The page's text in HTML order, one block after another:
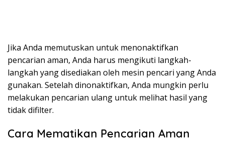
Jika Anda memutuskan untuk menonaktifkan
pencarian aman, Anda harus mengikuti langkah-
langkah yang disediakan oleh mesin pencari yang Anda
gunakan. Setelah dinonaktifkan, Anda mungkin perlu
melakukan pencarian ulang untuk melihat hasil yang
tidak difilter.
Cara Mematikan Pencarian Aman